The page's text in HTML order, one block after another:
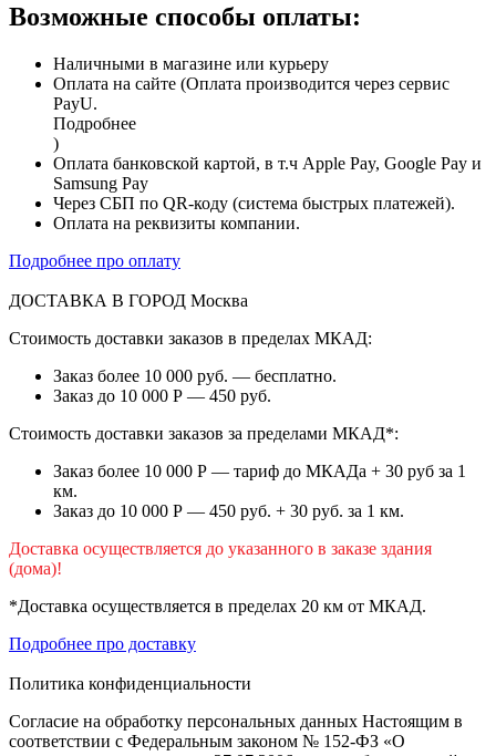
Возможные способы оплаты:
Наличными в магазине или курьеру
Оплата на сайте (Оплата производится через сервис
PayU.
Подробнее
)
Оплата банковской картой, в т.ч Apple Pay, Google Pay и
Samsung Pay
Через СБП по QR-коду (система быстрых платежей).
Оплата на реквизиты компании.
Подробнее про оплату
ДОСТАВКА В ГОРОД Москва
Стоимость доставки заказов в пределах МКАД:
Заказ более 10 000 руб. — бесплатно.
Заказ до 10 000 Р — 450 руб.
Стоимость доставки заказов за пределами МКАД*:
Заказ более 10 000 Р — тариф до МКАДа + 30 руб за 1
км.
Заказ до 10 000 Р — 450 руб. + 30 руб. за 1 км.
Доставка осуществляется до указанного в заказе здания
(дома)!
*Доставка осуществляется в пределах 20 км от МКАД.
Подробнее про доставку
Политика конфиденциальности
Согласие на обработку персональных данных Настоящим в
соответствии с Федеральным законом № 152-ФЗ «О